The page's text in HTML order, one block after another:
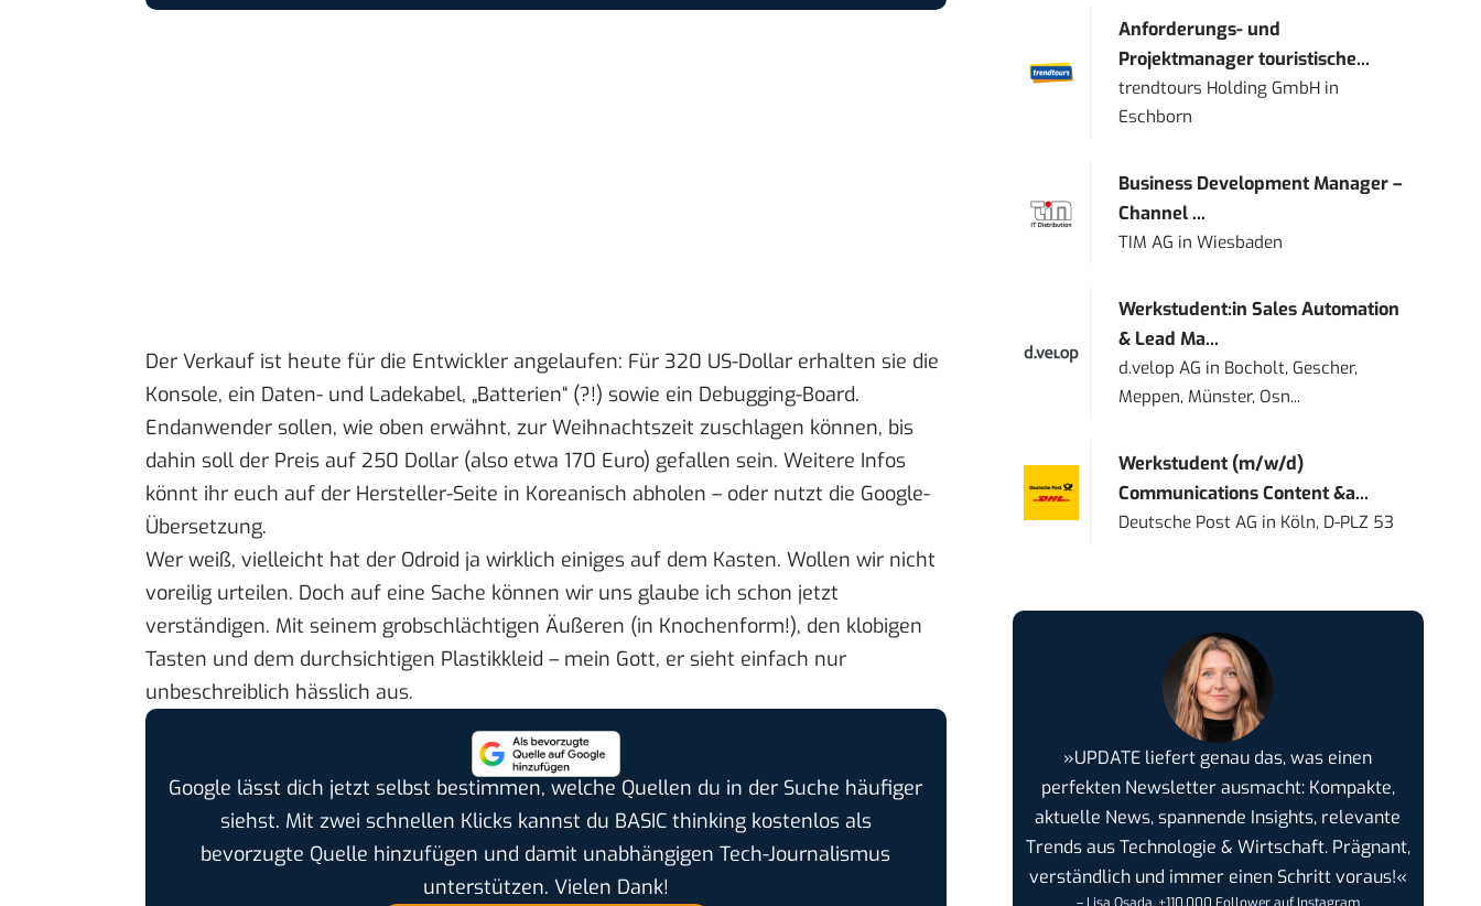
Der Verkauf ist heute für die Entwickler angelaufen: Für 320 US-Dollar erhalten sie die
Konsole, ein Daten- und Ladekabel, „Batterien“ (?!) sowie ein Debugging-Board.
Endanwender sollen, wie oben erwähnt, zur Weihnachtszeit zuschlagen können, bis
dahin soll der Preis auf 250 Dollar (also etwa 170 Euro) gefallen sein. Weitere Infos
könnt ihr euch auf der Hersteller-Seite in Koreanisch abholen – oder nutzt die Google-
Übersetzung.
Wer weiß, vielleicht hat der Odroid ja wirklich einiges auf dem Kasten. Wollen wir nicht
voreilig urteilen. Doch auf eine Sache können wir uns glaube ich schon jetzt
verständigen. Mit seinem grobschlächtigen Äußeren (in Knochenform!), den klobigen
Tasten und dem durchsichtigen Plastikkleid – mein Gott, er sieht einfach nur
unbeschreiblich hässlich aus.
Google lässt dich jetzt selbst bestimmen, welche Quellen du in der Suche häufiger
siehst. Mit zwei schnellen Klicks kannst du BASIC thinking kostenlos als
bevorzugte Quelle hinzufügen und damit unabhängigen Tech-Journalismus
unterstützen. Vielen Dank!
Anforderungs- und
Projektmanager touristische...
trendtours Holding GmbH in
Eschborn
Business Development Manager –
Channel ...
TIM AG inWiesbaden
Werkstudent:in Sales Automation
& Lead Ma...
d.velop AG in Bocholt, Gescher,
Meppen, Münster, Osn...
Werkstudent (m/w/d)
Communications Content &a...
Deutsche Post AG in Köln, D-PLZ 53
»UPDATE liefert genau das, was einen
perfekten Newsletter ausmacht: Kompakte,
aktuelle News, spannende Insights, relevante
Trends aus Technologie & Wirtschaft. Prägnant,
verständlich und immer einen Schritt voraus!«